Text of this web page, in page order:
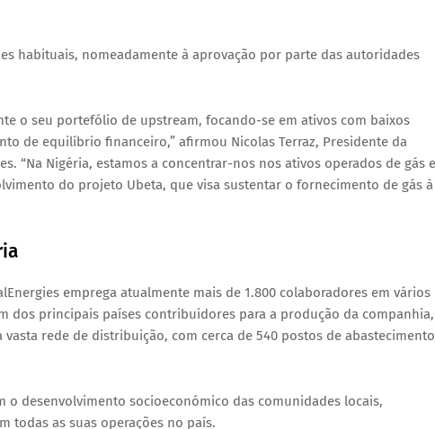
habituais, nomeadamente à aprovação por parte das autoridades
o seu portefólio de upstream, focando-se em ativos com baixos
de equilíbrio financeiro,” afirmou Nicolas Terraz, Presidente da
“Na Nigéria, estamos a concentrar-nos nos ativos operados de gás e
do projeto Ubeta, que visa sustentar o fornecimento de gás à
emprega atualmente mais de 1.800 colaboradores em vários
dos principais países contribuidores para a produção da companhia,
vasta rede de distribuição, com cerca de 540 postos de abastecimento
o desenvolvimento socioeconómico das comunidades locais,
todas as suas operações no país.